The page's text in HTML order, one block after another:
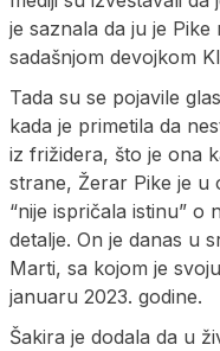
je saznala da ju je
sadašnjom devojkom
Tada su se pojavile
kada je primetila da
iz frižidera, što je ona
strane, Žerar Pike je u
“nije ispričala istinu” o
detalje. On je danas u
Marti, sa kojom je
januaru 2023. godine.
Šakira je dodala da u